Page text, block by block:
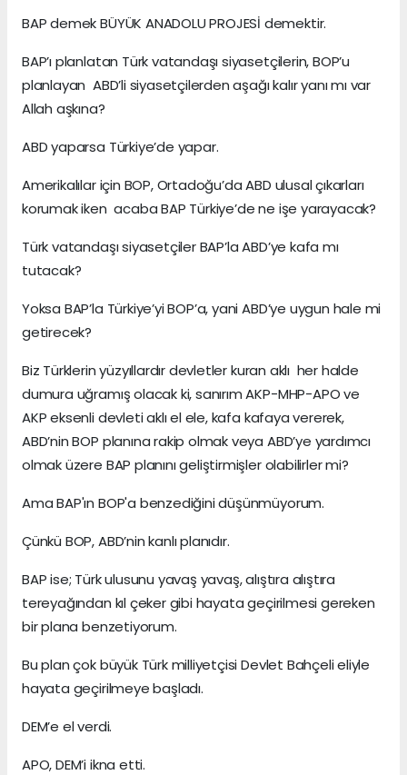
BAP demek BÜYÜK ANADOLU PROJESİ demektir.
BAP’ı planlatan Türk vatandaşı siyasetçilerin, BOP’u
planlayan ABD’li siyasetçilerden aşağı kalır yanı mı var
Allah aşkına?
ABD yaparsa Türkiye’de yapar.
Amerikalılar için BOP, Ortadoğu’da ABD ulusal çıkarları
korumak iken acaba BAP Türkiye’de ne işe yarayacak?
Türk vatandaşı siyasetçiler BAP’la ABD’ye kafa mı
tutacak?
Yoksa BAP’la Türkiye’yi BOP’a, yani ABD’ye uygun hale mi
getirecek?
Biz Türklerin yüzyıllardır devletler kuran aklı her halde
dumura uğramış olacak ki, sanırım AKP-MHP-APO ve
AKP eksenli devleti aklı el ele, kafa kafaya vererek,
ABD’nin BOP planına rakip olmak veya ABD’ye yardımcı
olmak üzere BAP planını geliştirmişler olabilirler mi?
Ama BAP'ın BOP'a benzediğini düşünmüyorum.
Çünkü BOP, ABD’nin kanlı planıdır.
BAP ise; Türk ulusunu yavaş yavaş, alıştıra alıştıra
tereyağından kıl çeker gibi hayata geçirilmesi gereken
bir plana benzetiyorum.
Bu plan çok büyük Türk milliyetçisi Devlet Bahçeli eliyle
hayata geçirilmeye başladı.
DEM’e el verdi.
APO, DEM’i ikna etti.